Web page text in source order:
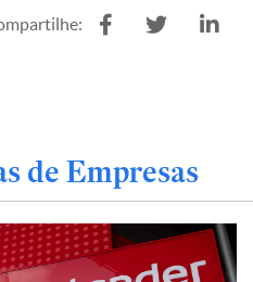
de Empresas